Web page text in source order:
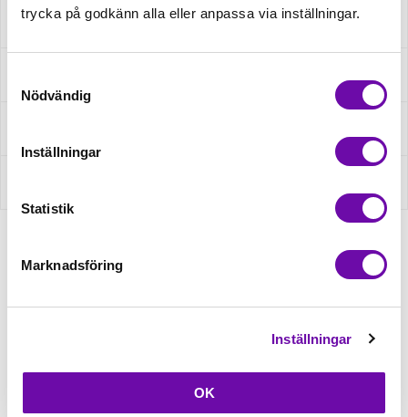
trycka på godkänn alla eller anpassa via inställningar.
Nödvändig
Inställningar
Statistik
Marknadsföring
Inställningar
OK
Beskrivning
Relaterade produkter